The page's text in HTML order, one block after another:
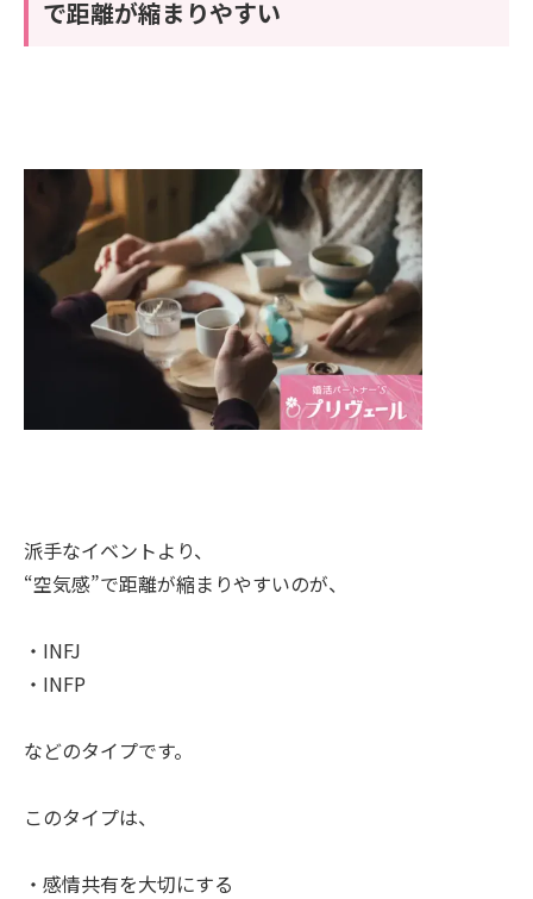
で距離が縮まりやすい
派手なイベントより、
“空気感”で距離が縮まりやすいのが、
・INFJ
・INFP
などのタイプです。
このタイプは、
・感情共有を大切にする